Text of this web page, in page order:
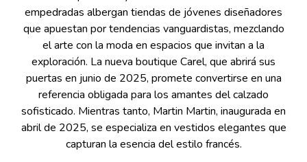
empedradas albergan tiendas de jóvenes diseñadores
que apuestan por tendencias vanguardistas, mezclando
el arte con la moda en espacios que invitan a la
exploración. La nueva boutique Carel, que abrirá sus
puertas en junio de 2025, promete convertirse en una
referencia obligada para los amantes del calzado
sofisticado. Mientras tanto, Martin Martin, inaugurada en
abril de 2025, se especializa en vestidos elegantes que
capturan la esencia del estilo francés.